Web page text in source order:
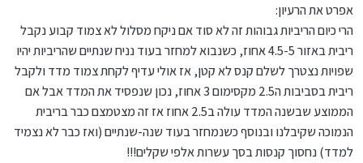
אפרט את הרעיון:
הרי כיום הריביות גבוהות זה לא סוד אם ניקח מסלול לא צמוד קבוע נקבל
ריבית באזור 4.5-5 אחוז, כשנבוא למחזר בעוד נניח שנתיים שהריביות יהיו
שפויות נצטרך לשלם קנס לא קטן, אז אולי עדיף לקחת צמוד מדד ולקבל
ריבית בסביבות ה2.5 מקסימום 3 אחוז, נכון שנפסיד את המדד אבל אם
הממוצע שבשנה המדד עולה ב2.5 אחוז אז זה מצטמצם כבר בריבית
הנמוכה שקיבלנו ובנוסף כשנמחזר בעוד שנה-שנתיים (ואז כבר לא נצמיד
למדד) נחסוך קנסות בסך עשרות אלפי שקלים!!!